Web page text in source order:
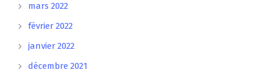
mars 2022
février 2022
janvier 2022
décembre 2021